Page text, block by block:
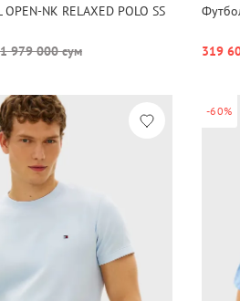
OPEN-NK RELAXED POLO SS
1 979 000 сум 319
-60%